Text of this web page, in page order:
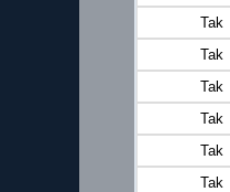
Tak
Tak
Tak
Tak
Tak
Tak